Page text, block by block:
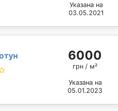
Указана на
03.05.2021
6000
грн / м²
Указана на
05.01.2023